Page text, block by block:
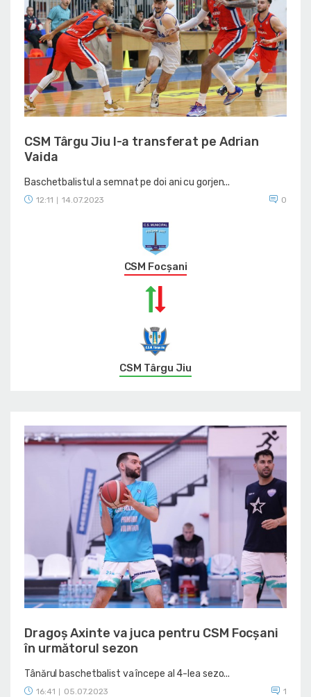
CSM Târgu Jiu l-a transferat pe Adrian
Vaida
Baschetbalistul a semnat pe doi ani cu gorjen...
12:11 14.07.2023 0
CSM Focșani
CSM Târgu Jiu
Dragoș Axinte va juca pentru CSM Focșani
în următorul sezon
Tânărul baschetbalist va începe al 4-lea sezo...
16:41 05.07.2023 1